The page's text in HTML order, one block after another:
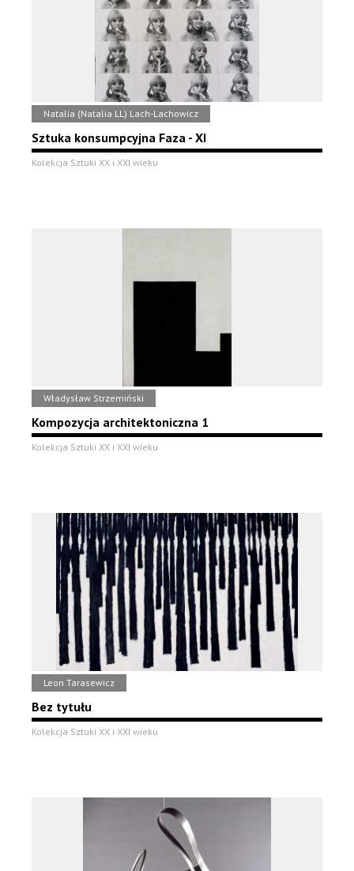
Natalia (Natalia LL) Lach-Lachowicz
Sztuka konsumpcyjna Faza - XI
Kolekcja Sztuki XX i XXI wieku
Władysław Strzemiński
Kompozycja architektoniczna 1
Kolekcja Sztuki XX i XXI wieku
Leon Tarasewicz
Bez tytułu
Kolekcja Sztuki XX i XXI wieku